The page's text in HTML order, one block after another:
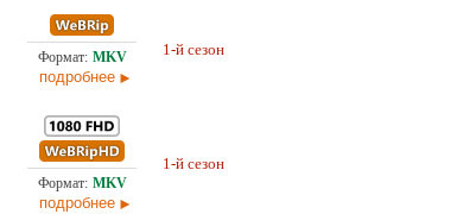
подробнее
1-й сезон
подробнее
1-й сезон